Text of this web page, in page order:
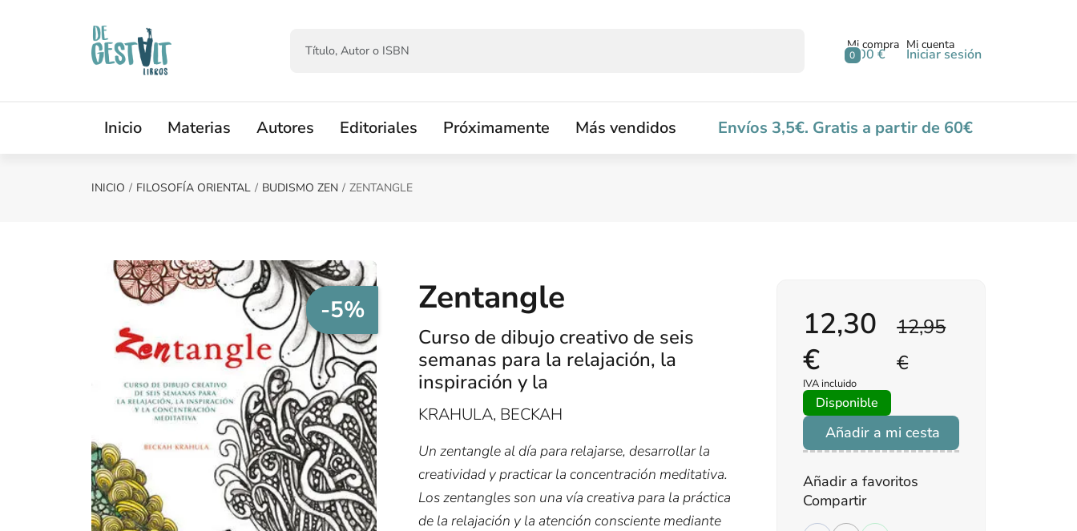
0
Mi compra
0,00 €
Mi cuenta
Iniciar sesión
Inicio Materias Autores Editoriales Próximamente Más vendidos Envíos 3,5€. Gratis a partir de 60€
INICIO FILOSOFÍA ORIENTAL BUDISMO ZEN ZENTANGLE
-5% Zentangle
Curso de dibujo creativo de seis
semanas para la relajación, la
inspiración y la
KRAHULA, BECKAH
Un zentangle al día para relajarse, desarrollar la
creatividad y practicar la concentración meditativa.
Los zentangles son una vía creativa para la práctica
de la relajación y la atención consciente mediante
12,95
€
12,30
€
IVA incluido
Disponible
Añadir a mi cesta
Añadir a favoritos
Compartir